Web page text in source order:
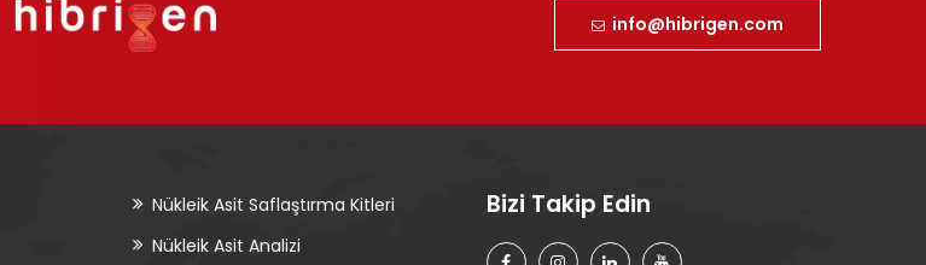
info@hibrigen.com
Nükleik Asit Saflaştırma Kitleri
Nükleik Asit Analizi
Bizi Takip Edin